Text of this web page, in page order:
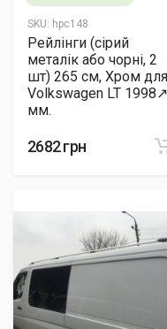
SKU: hpc148
Рейлінги (сірий
металік або чорні, 2
шт) 265 см, Хром для
Volkswagen LT 1998↗
мм.
2682 грн